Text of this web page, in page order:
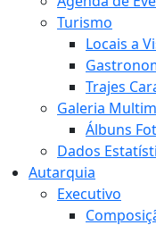
Turismo
Locais a
Trajes
Galeria
Álbuns
Dados
Autarquia
Executivo